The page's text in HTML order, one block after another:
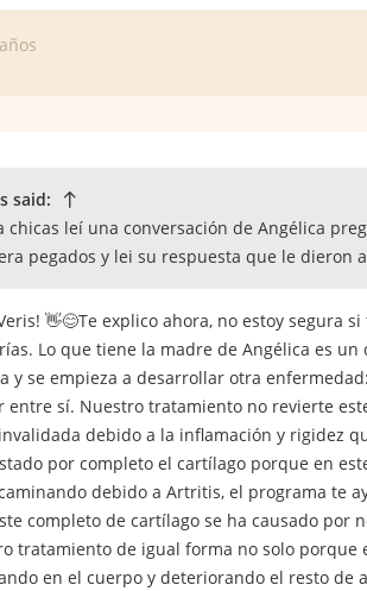
said:
chicas leí una conversación de Angélica
pegados y lei su respuesta que le dieron
👋😊Te explico ahora, no estoy segura
Lo que tiene la madre de Angélica es
y se empieza a desarrollar otra
entre sí. Nuestro tratamiento no revierte
debido a la inflamación y rigidez
por completo el cartílago porque en
debido a Artritis, el programa te
completo de cartílago se ha causado
tratamiento de igual forma no solo
en el cuerpo y deteriorando el resto de